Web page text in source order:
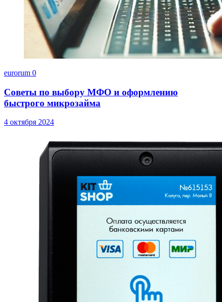
eurorum 0
Советы по выбору МФО и оформлению
быстрого микрозайма
4 октября 2024